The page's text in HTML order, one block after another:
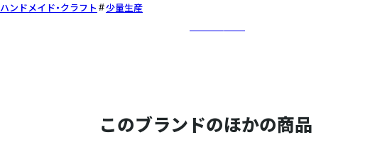
ハンドメイド・クラフト
少量生産
このブランドのほかの商品